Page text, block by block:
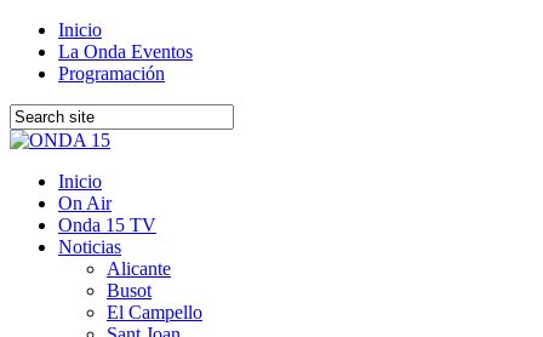
Inicio
La Onda Eventos
Programación
Inicio
On Air
Onda 15 TV
Noticias
Alicante
Busot
El Campello